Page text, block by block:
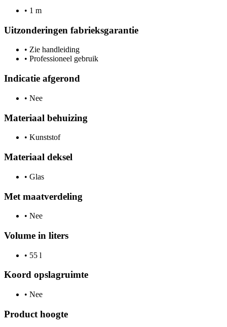
• 1 m
Uitzonderingen fabrieksgarantie
• Zie handleiding
• Professioneel gebruik
Indicatie afgerond
• Nee
Materiaal behuizing
• Kunststof
Materiaal deksel
• Glas
Met maatverdeling
• Nee
Volume in liters
• 55 l
Koord opslagruimte
• Nee
Product hoogte